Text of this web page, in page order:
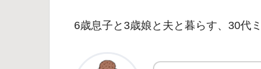
6歳息子と3歳娘と夫と暮らす、30代